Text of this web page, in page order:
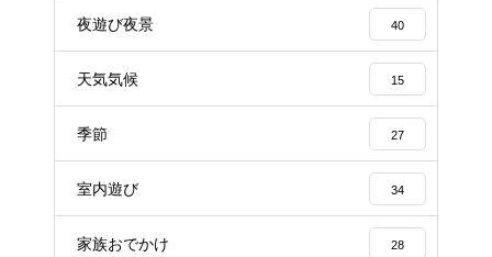
夜遊び夜景 40
天気気候 15
季節 27
室内遊び 34
家族おでかけ 28